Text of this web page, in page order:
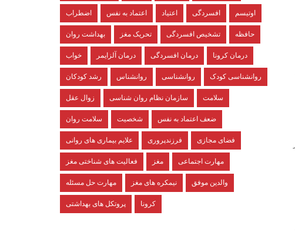
اضطراب اعتماد به نفس اعتیاد افسردگی اوتیسم
بهداشت روان تحریک مغز تشخیص افسردگی حافظه
خواب درمان آلزایمر درمان افسردگی درمان کرونا
رشد کودکان روانشناس روانشناسی روانشناسی کودک
زوال عقل سازمان نظام روان شناسی سلامت
سلامت روان شخصیت ضعف اعتماد به نفس
علایم بیماری های روانی فرزندپروری فضای مجازی
فعالیت های شناختی مغز مغز مهارت اجتماعی
مهارت حل مسئله نیمکره های مغز والدین موفق
پروتکل های بهداشتی کرونا